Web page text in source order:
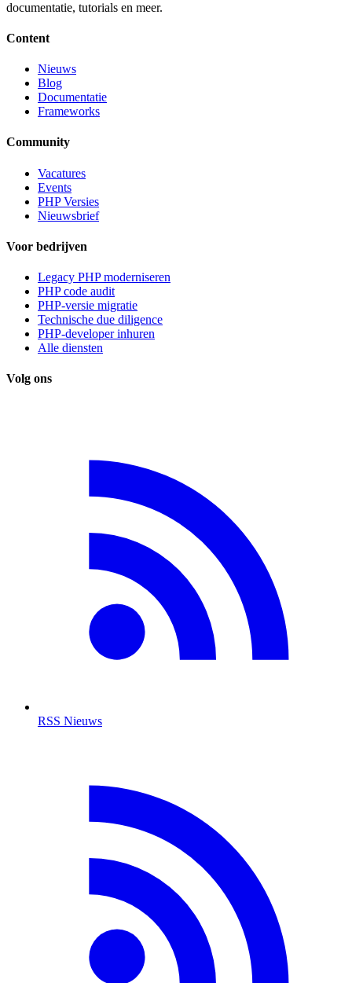
documentatie, tutorials en meer.
Content
Nieuws
Blog
Documentatie
Frameworks
Community
Vacatures
Events
PHP Versies
Nieuwsbrief
Voor bedrijven
Legacy PHP moderniseren
PHP code audit
PHP-versie migratie
Technische due diligence
PHP-developer inhuren
Alle diensten
Volg ons
RSS Nieuws